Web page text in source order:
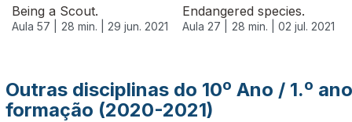
Being a Scout.
Aula 57 | 28 min. | 29 jun. 2021
Endangered species.
Aula 27 | 28 min. | 02 jul. 2021
Outras disciplinas do 10º Ano / 1.º ano
formação (2020-2021)